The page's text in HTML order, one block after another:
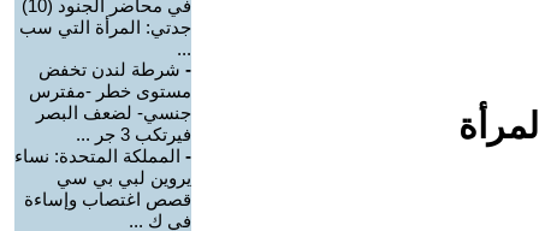
في محاضر الجنود (10)
جدتي: المرأة التي سب
...
- شرطة لندن تخفض
مستوى خطر -مفترس
جنسي- لضعف البصر
فيرتكب 3 جر ...
- المملكة المتحدة: نساء
يروين لبي بي سي
قصص اغتصاب وإساءة
في ك ...